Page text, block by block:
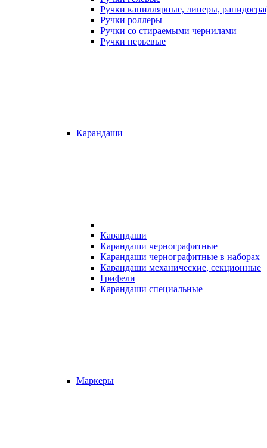
Ручки капиллярные, линеры,
Ручки роллеры
Ручки со стираемыми чернилами
Ручки перьевые
Карандаши
Карандаши
Карандаши чернографитные
Карандаши чернографитные в наборах
Карандаши механические, секционные
Грифели
Карандаши специальные
Маркеры